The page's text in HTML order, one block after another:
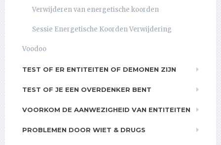
Verwijderen van energetische koorden
Sessie Energetische Koorden Verwijdering
Voodoo
TEST OF ER ENTITEITEN OF DEMONEN ZIJN
TEST OF JE EEN OVERDENKER BENT
VOORKOM DE AANWEZIGHEID VAN ENTITEITEN
PROBLEMEN DOOR WIET & DRUGS